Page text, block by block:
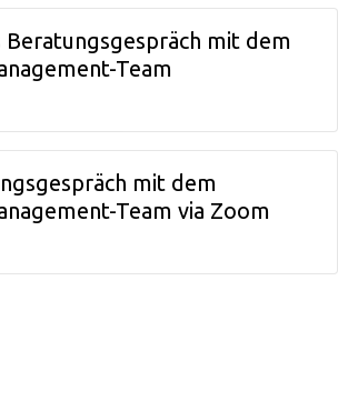
Beratungsgespräch mit dem
Team
mit dem
Team via Zoom